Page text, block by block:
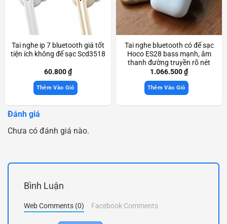
Tai nghe ip 7 bluetooth giá tốt
tiện ích không đế sạc Scd3518
60.800₫
Thêm Vào Giỏ
Tai nghe bluetooth có đế sạc
Hoco ES28 bass mạnh, âm
thanh đường truyền rõ nét
chính hãng Scd3833
1.066.500₫
Thêm Vào Giỏ
Đánh giá
Chưa có đánh giá nào.
Bình Luận
Web Comments (0) Facebook Comments